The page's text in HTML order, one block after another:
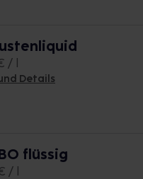
/ l
Details
flüssig
/ l